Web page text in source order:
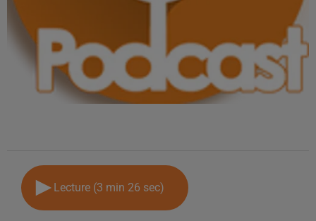
Lecture (3 min 26 sec)